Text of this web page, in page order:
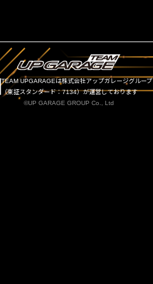
TEAM UPGARAGEは株式会社アップガレージグループ
（東証スタンダード：7134）が運営しております
©UP GARAGE GROUP Co., Ltd